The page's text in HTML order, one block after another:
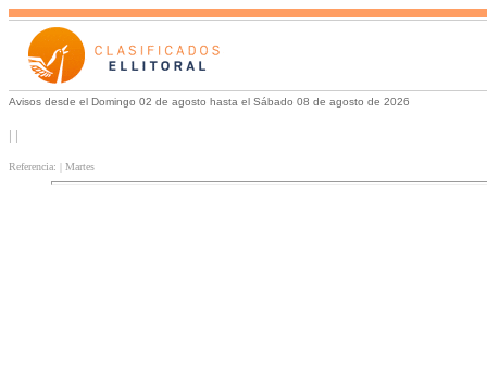
Avisos desde el Domingo 02 de agosto hasta el Sábado 08 de agosto de 2026
| |
Referencia: | Martes